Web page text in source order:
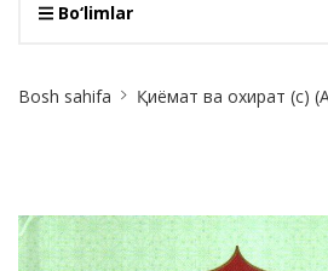
Bo‘limlar
Breadcrumb
Bosh sahifa Қиёмат ва охират (с)